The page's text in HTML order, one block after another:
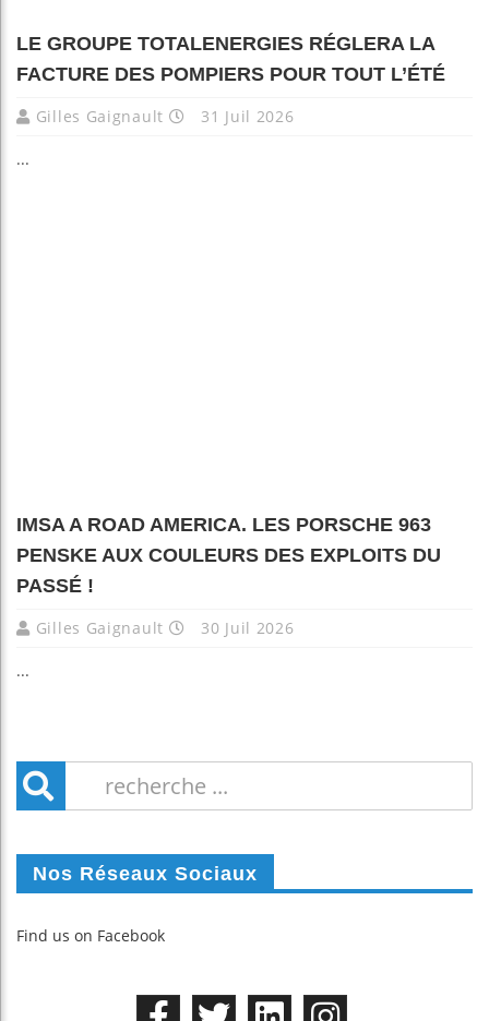
LE GROUPE TOTALENERGIES RÉGLERA LA
FACTURE DES POMPIERS POUR TOUT L’ÉTÉ
Gilles Gaignault 31 Juil 2026
...
IMSA A ROAD AMERICA. LES PORSCHE 963
PENSKE AUX COULEURS DES EXPLOITS DU
PASSÉ !
Gilles Gaignault 30 Juil 2026
...
Nos Réseaux Sociaux
Find us on Facebook